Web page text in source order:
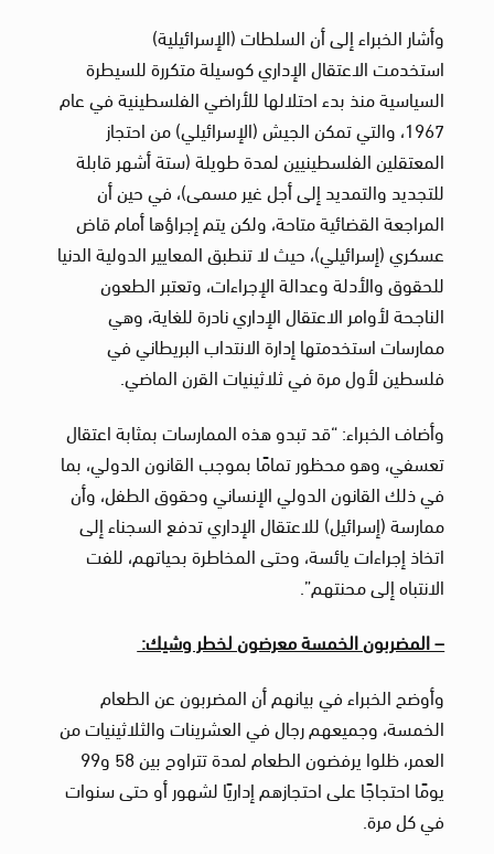
وأشار الخبراء إلى أن السلطات (الإسرائيلية)
استخدمتالاعتقال الإداري كوسيلة متكررة للسيطرة
السياسية منذ بدء احتلالها للأراضي الفلسطينية في عام
1967، والتي تمكن الجيش (الإسرائيلي) من احتجاز
المعتقلين الفلسطينيين لمدة طويلة (ستة أشهر قابلة
للتجديد والتمديد إلى أجل غير مسمى)، في حين أن
المراجعة القضائية متاحة، ولكن يتم إجراؤها أمام قاض
عسكري (إسرائيلي)، حيث لا تنطبق المعايير الدولية الدنيا
للحقوق والأدلة وعدالة الإجراءات، وتعتبر الطعون
الناجحة لأوامر الاعتقال الإداري نادرة للغاية، وهي
ممارسات استخدمتها إدارة الانتداب البريطاني في
فلسطين لأول مرة في ثلاثينيات القرن الماضي.
وأضاف الخبراء: “قد تبدو هذه الممارسات بمثابة اعتقال
تعسفي، وهو محظور تمامًا بموجب القانون الدولي، بما
في ذلك القانون الدولي الإنساني وحقوق الطفل، وأن
ممارسة (إسرائيل) للاعتقال الإداري تدفع السجناء إلى
اتخاذ إجراءات يائسة، وحتى المخاطرة بحياتهم، للفت
الانتباه إلى محنتهم”.
– المضربون الخمسة معرضون لخطر وشيك:
وأوضح الخبراء في بيانهم أنالمضربون عن الطعام
الخمسة، وجميعهم رجال في العشرينات والثلاثينيات من
العمر، ظلوا يرفضون الطعام لمدة تتراوح بين 58 و99
يومًا احتجاجًا على احتجازهم إداريًا لشهور أو حتى سنوات
في كل مرة.